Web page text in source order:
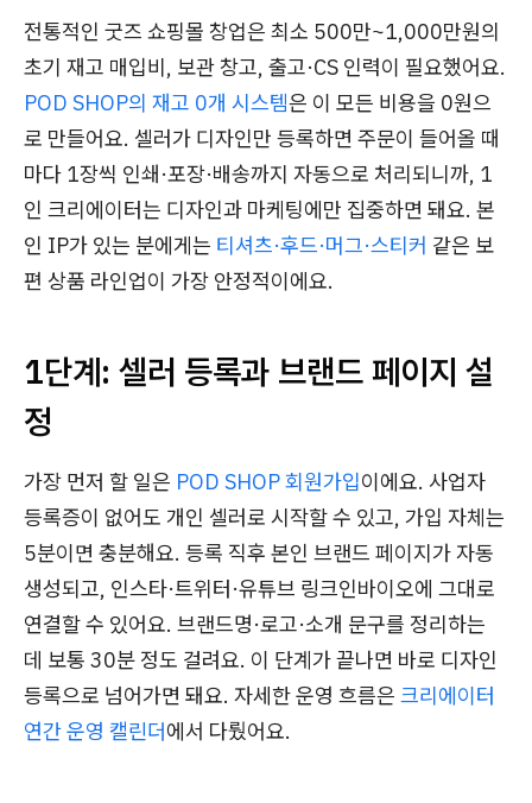
전통적인 굿즈 쇼핑몰 창업은 최소 500만~1,000만원의
초기 재고 매입비, 보관 창고, 출고·CS 인력이 필요했어요.
POD SHOP의 재고 0개 시스템은 이 모든 비용을 0원으
로 만들어요. 셀러가 디자인만 등록하면 주문이 들어올 때
마다 1장씩 인쇄·포장·배송까지 자동으로 처리되니까, 1
인 크리에이터는 디자인과 마케팅에만 집중하면 돼요. 본
인 IP가 있는 분에게는 티셔츠·후드·머그·스티커 같은 보
편 상품 라인업이 가장 안정적이에요.
1단계: 셀러 등록과 브랜드 페이지 설
정
가장 먼저 할 일은 POD SHOP 회원가입이에요. 사업자
등록증이 없어도 개인 셀러로 시작할 수 있고, 가입 자체는
5분이면 충분해요. 등록 직후 본인 브랜드 페이지가 자동
생성되고, 인스타·트위터·유튜브 링크인바이오에 그대로
연결할 수 있어요. 브랜드명·로고·소개 문구를 정리하는
데 보통 30분 정도 걸려요. 이 단계가 끝나면 바로 디자인
등록으로 넘어가면 돼요. 자세한 운영 흐름은 크리에이터
연간 운영 캘린더에서 다뤘어요.